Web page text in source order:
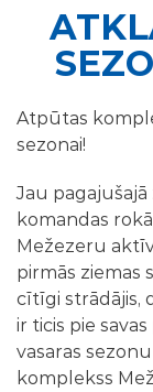
Atpūtas
sezonai!
Jau pagajušajā
komandas
Mežezeru
pirmās ziemas
cītīgi strādājis,
ir ticis pie
vasaras
komplekss